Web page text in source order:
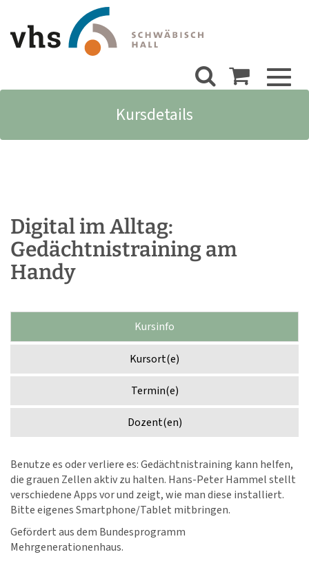
Kursdetails
Digital im Alltag:
Gedächtnistraining am
Handy
Kursinfo
Kursort(e)
Termin(e)
Dozent(en)
Benutze es oder verliere es: Gedächtnistraining kann helfen,
die grauen Zellen aktiv zu halten. Hans-Peter Hammel stellt
verschiedene Apps vor und zeigt, wie man diese installiert.
Bitte eigenes Smartphone/Tablet mitbringen.
Gefördert aus dem Bundesprogramm
Mehrgenerationenhaus.